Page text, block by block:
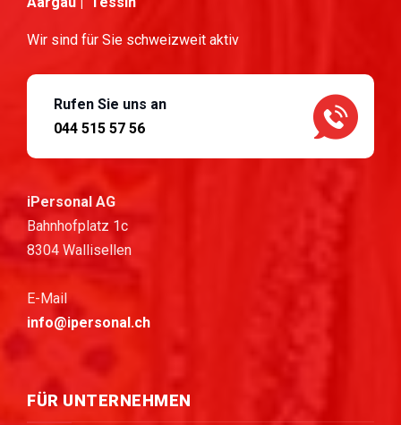
Wir sind für Sie schweizweit aktiv
Rufen Sie uns an
044 515 57 56
iPersonal AG
Bahnhofplatz 1c
8304 Wallisellen
E-Mail
info@ipersonal.ch
FÜR UNTERNEHMEN